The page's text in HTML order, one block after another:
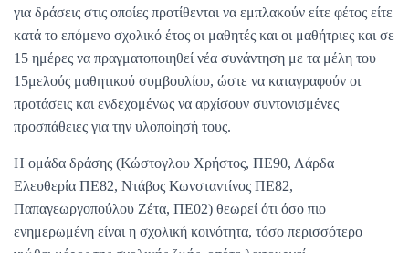
για δράσεις στις οποίες προτίθενται να εμπλακούν είτε φέτος είτε
κατά το επόμενο σχολικό έτος οι μαθητές και οι μαθήτριες και σε
15 ημέρες να πραγματοποιηθεί νέα συνάντηση με τα μέλη του
15μελούς μαθητικού συμβουλίου, ώστε να καταγραφούν οι
προτάσεις και ενδεχομένως να αρχίσουν συντονισμένες
προσπάθειες για την υλοποίησή τους.
Η ομάδα δράσης (Κώστογλου Χρήστος, ΠΕ90, Λάρδα
Ελευθερία ΠΕ82, Ντάβος Κωνσταντίνος ΠΕ82,
Παπαγεωργοπούλου Ζέτα, ΠΕ02) θεωρεί ότι όσο πιο
ενημερωμένη είναι η σχολική κοινότητα, τόσο περισσότερο